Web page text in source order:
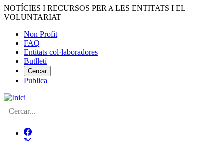
Vés
al
NOTÍCIES I RECURSOS PER A LES ENTITATS I EL
VOLUNTARIAT
Menú
del
compte
d'usuari
Non Profit
FAQ
Entitats col·laboradores
Butlletí
Cercar
Publica
Cerca